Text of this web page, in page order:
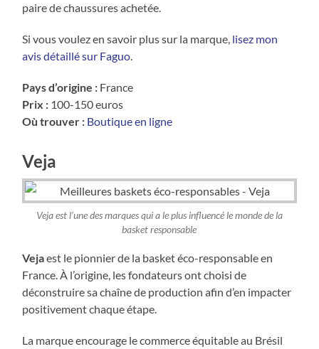
paire de chaussures achetée.
Si vous voulez en savoir plus sur la marque, lisez mon
avis détaillé sur Faguo.
Pays d’origine : France
Prix : 100-150 euros
Où trouver : Boutique en ligne
Veja
Veja est l’une des marques qui a le plus influencé le monde de la
basket responsable
Vejaest le pionnier de la basket éco-responsable en
France. À l’origine, les fondateurs ont choisi de
déconstruire sa chaîne de production afin d’en impacter
positivement chaque étape.
La marque encourage le commerce équitable au Brésil